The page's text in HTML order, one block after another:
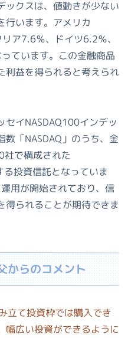
ックスは、値動きが少ない
行います。アメリカ
ア7.6％、ドイツ6.2％、
ています。この金融商品
利益を得られると考えられ
セイNASDAQ100インデッ
数「NASDAQ」のうち、金
で構成された
る投資信託となっていま
用が開始されており、信
得られることが期待できま
からのコメント
立て投資枠では購入でき
幅広い投資ができるように